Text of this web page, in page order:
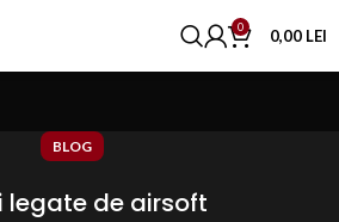
0 0,00 LEI
BLOG
legate de airsoft